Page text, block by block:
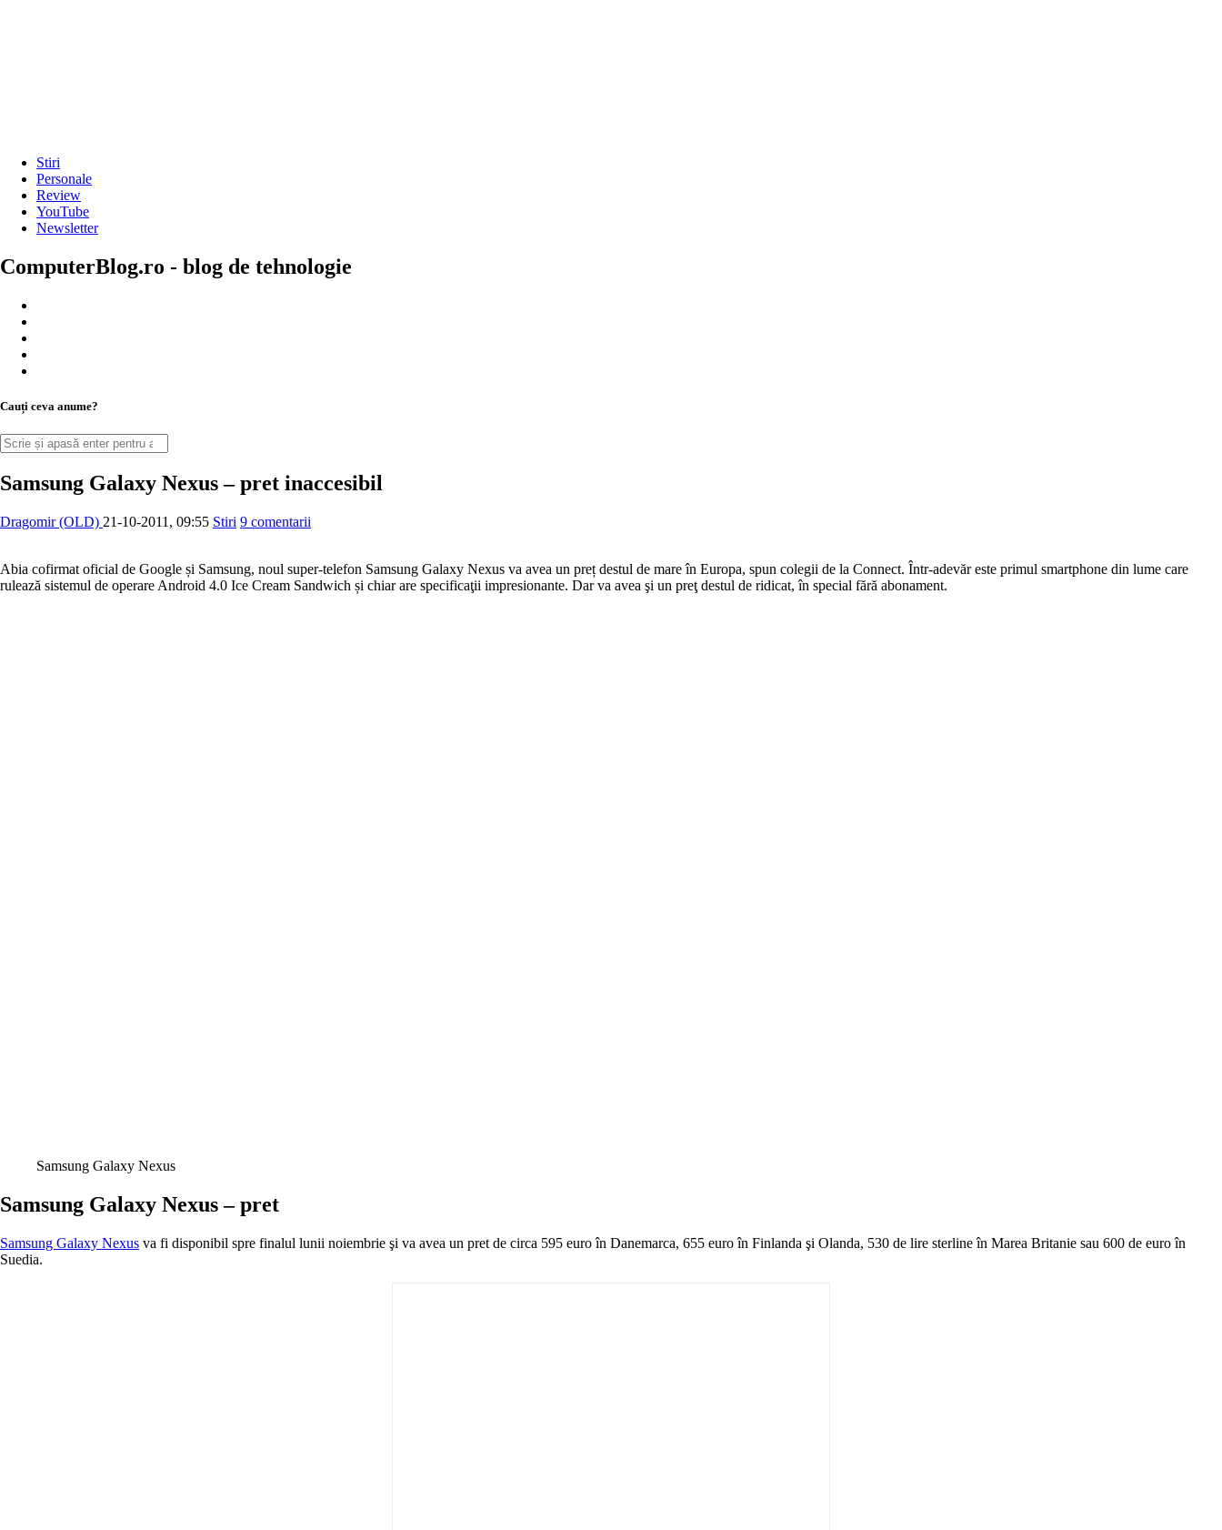
Stiri
Personale
Review
YouTube
Newsletter
ComputerBlog.ro - blog de tehnologie
Cauți ceva anume?
Samsung Galaxy Nexus – pret inaccesibil
Dragomir (OLD) 21-10-2011, 09:55 Stiri 9 comentarii
Abia cofirmat oficial de Google și Samsung, noul super-telefon Samsung Galaxy Nexus va avea un preț destul de mare în Europa, spun colegii de la Connect. Într-adevăr este primul smartphone din lume care
rulează sistemul de operare Android 4.0 Ice Cream Sandwich și chiar are specificaţii impresionante. Dar va avea şi un preţ destul de ridicat, în special fără abonament.
Samsung Galaxy Nexus
Samsung Galaxy Nexus – pret
Samsung Galaxy Nexus va fi disponibil spre finalul lunii noiembrie şi va avea un pret de circa 595 euro în Danemarca, 655 euro în Finlanda şi Olanda, 530 de lire sterline în Marea Britanie sau 600 de euro în
Suedia.